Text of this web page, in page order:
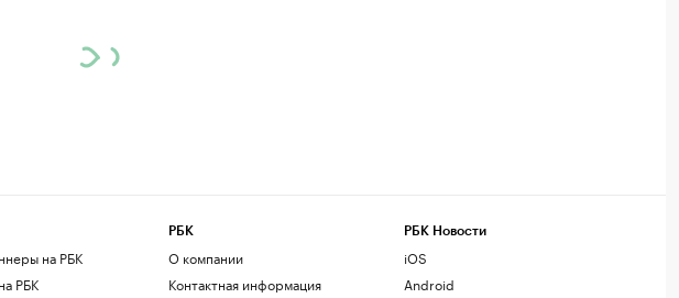
на РБК
РБК
РБК
О компании
Контактная информация
РБК Новости
iOS
Android